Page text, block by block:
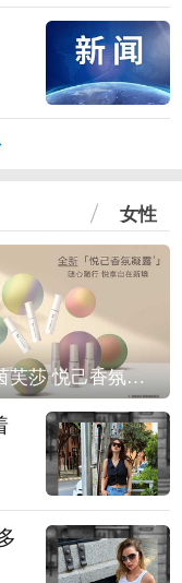
女性
IPSA茵芙莎 悦己香氛凝露上市